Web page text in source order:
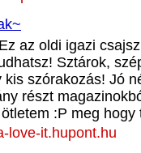
az oldi igazi
Sztárok,
kis szórakozás! Jó
részt
:P meg hogy
love-it.hupont.hu